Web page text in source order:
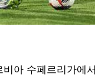
아 수페르리가에